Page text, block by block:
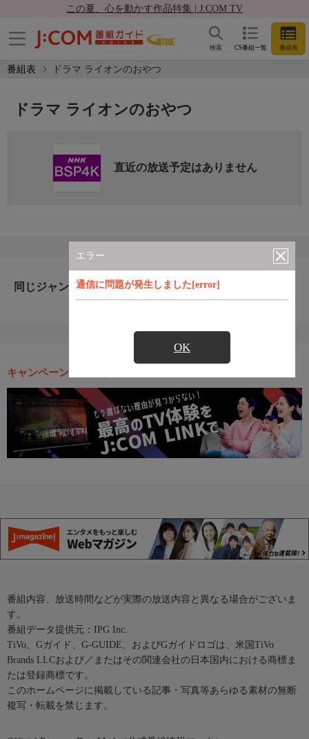
この夏、心を動かす作品特集 | J:COM TV
CS番組一覧 番組表
検索
番組表 ドラマ ライオンのおやつ
エラー
通信に問題が発生しました[error]
OK
ドラマ ライオンのおやつ
直近の放送予定はありません
同じジャンルのおすすめ番組
キャンペーン・お得な情報
番組内容、放送時間などが実際の放送内容と異なる場合がございま
す。
番組データ提供元：IPG Inc.
TiVo、Gガイド、G-GUIDE、およびGガイドロゴは、米国TiVo
Brands LLCおよび／またはその関連会社の日本国内における商標ま
たは登録商標です。
このホームページに掲載している記事・写真等あらゆる素材の無断
複写・転載を禁じます。